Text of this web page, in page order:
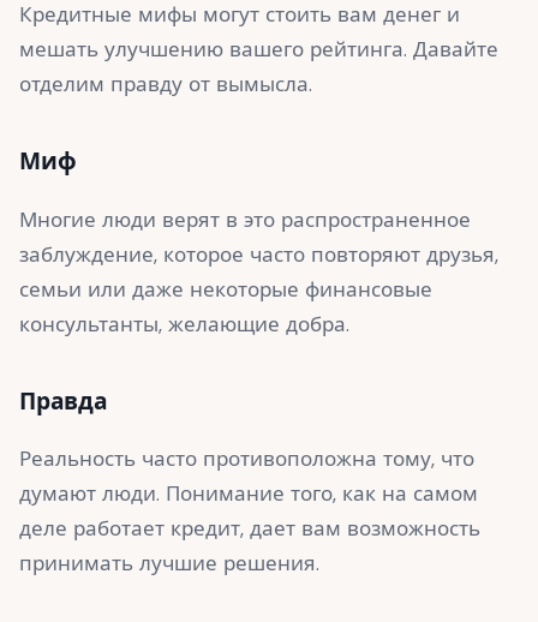
Кредитные мифы могут стоить вам денег и
мешать улучшению вашего рейтинга. Давайте
отделим правду от вымысла.
Миф
Многие люди верят в это распространенное
заблуждение, которое часто повторяют друзья,
семьи или даже некоторые финансовые
консультанты, желающие добра.
Правда
Реальность часто противоположна тому, что
думают люди. Понимание того, как на самом
деле работает кредит, дает вам возможность
принимать лучшие решения.